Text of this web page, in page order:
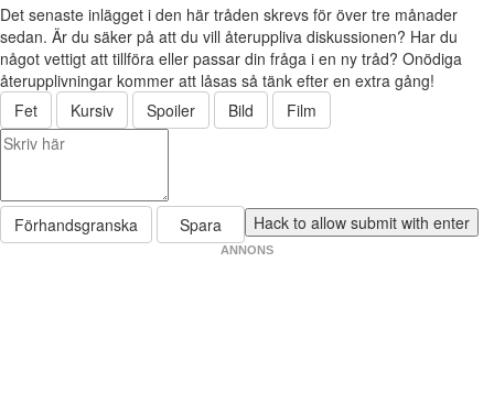
Det senaste inlägget i den här tråden skrevs för över tre månader
sedan. Är du säker på att du vill återuppliva diskussionen? Har du
något vettigt att tillföra eller passar din fråga i en ny tråd? Onödiga
återupplivningar kommer att låsas så tänk efter en extra gång!
Fet
Kursiv Spoiler Bild Film
Förhandsgranska Spara
ANNONS